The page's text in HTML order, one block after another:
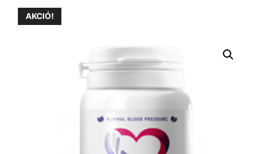
AKCIÓ!